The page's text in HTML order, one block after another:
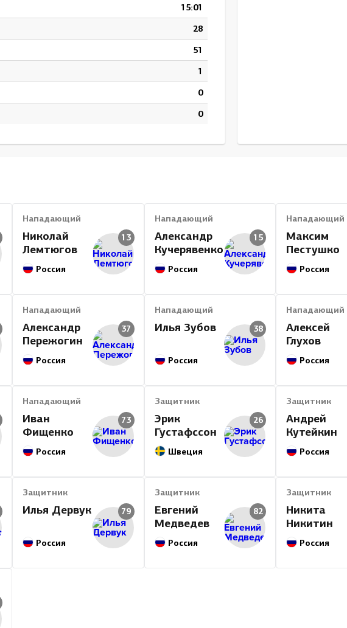
15:01
28
51
1
0
0
Нападающий
Николай
Лемтюгов
Россия
13
Нападающий
Александр
Кучерявенко
Россия
15
Нападающий
Максим
Пестушко
Россия
Нападающий
Александр
Пережогин
Россия
37
Нападающий
Илья Зубов
Россия
38
Нападающий
Алексей
Глухов
Россия
Нападающий
Иван
Фищенко
Россия
73
Защитник
Эрик
Густафссон
Швеция
26
Защитник
Андрей
Кутейкин
Россия
Защитник
Илья Дервук
Россия
79
Защитник
Евгений
Медведев
Россия
82
Защитник
Никита
Никитин
Россия